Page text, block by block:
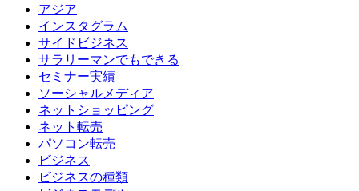
アジア
インスタグラム
サイドビジネス
サラリーマンでもできる
セミナー実績
ソーシャルメディア
ネットショッピング
ネット転売
パソコン転売
ビジネス
ビジネスの種類